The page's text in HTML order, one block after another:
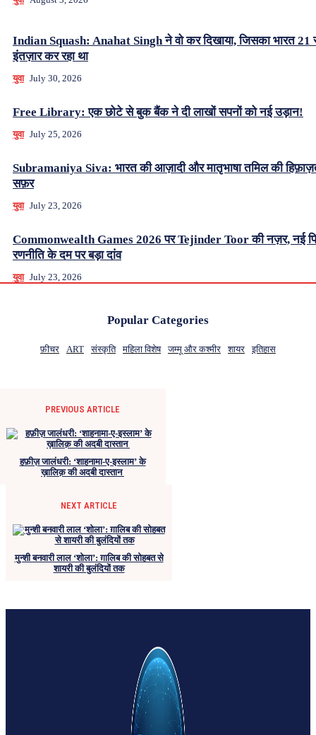
Indian Squash: Anahat Singh ने वो कर दिखाया, जिसका भारत 21
इंतज़ार कर रहा था
युवा July 30, 2026
Free Library: एक छोटे से बुक बैंक ने दी लाखों सपनों को नई उड़ान!
युवा July 25, 2026
Subramaniya Siva: भारत की आज़ादी और मातृभाषा तमिल की
सफ़र
युवा July 23, 2026
Commonwealth Games 2026 पर Tejinder Toor की नज़र, नई
रणनीति के दम पर बड़ा दांव
युवा July 23, 2026
Popular Categories
फ़ीचर ART संस्कृति महिला विशेष जम्मू और कश्मीर शायर इतिहास
PREVIOUS ARTICLE
हफ़ीज़ जालंधरी: ‘शाहनामा-ए-इस्लाम’ के
ख़ालिक़ की अदबी दास्तान
NEXT ARTICLE
मुन्शी बनवारी लाल ‘शोला’: ग़ालिब की सोहबत से
शायरी की बुलंदियों तक